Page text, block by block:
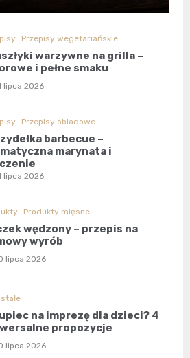
Przepisy wegetariańskie
warzywne na grilla –
i pełne smaku
lipca 2026
Przepisy obiadowe
barbecue –
marynata i
lipca 2026
Produkty mięsne
wędzony – przepis na
wyrób
lipca 2026
na imprezę dla dzieci? 4
propozycje
lipca 2026